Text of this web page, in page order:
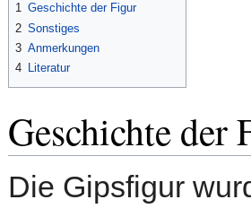
1 Geschichte der Figur
2 Sonstiges
3 Anmerkungen
4 Literatur
Geschichte der
Die Gipsfigur